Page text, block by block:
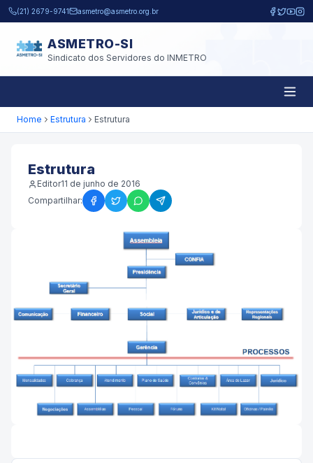
Pular para o conteúdo principal
(21) 2679-9741 asmetro@asmetro.org.br
ASMETRO-SI
Sindicato dos Servidores do INMETRO
Home Estrutura Estrutura
Estrutura
Editor11 de junho de 2016
Compartilhar: